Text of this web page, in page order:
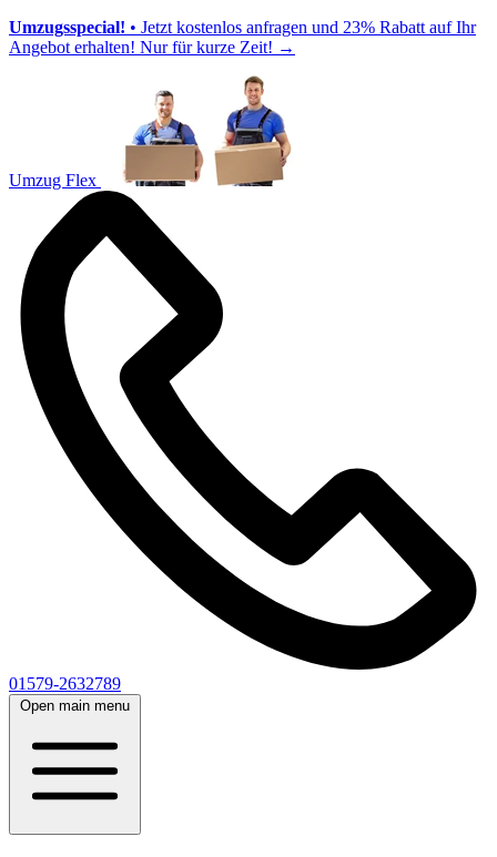
Umzugsspecial! • Jetzt kostenlos anfragen und 23% Rabatt auf Ihr
Angebot erhalten! Nur für kurze Zeit! →
Umzug Flex
01579-2632789
Open main menu